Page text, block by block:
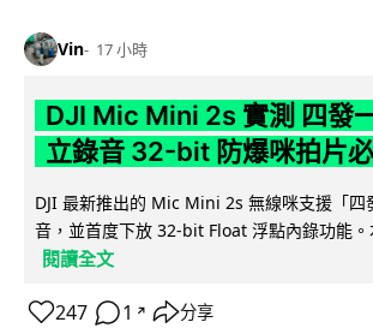
Vin 17 小時
DJI Mic Mini 2s 實測 四發
立錄音 32-bit 防爆咪拍片
DJI 最新推出的 Mic Mini 2s 無線咪支援「四
音，並首度下放 32-bit Float 浮點內錄功能
閱讀全文
247 1 ↗ 分享